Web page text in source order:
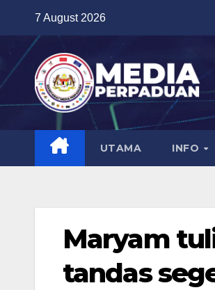
content
7 August 2026
UTAMA INFO
Maryam
tandas